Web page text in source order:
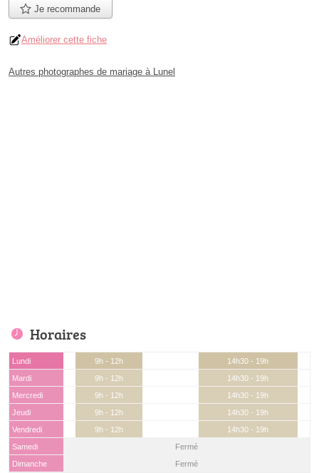
Je recommande
Améliorer cette fiche
Autres photographes de mariage à Lunel
Horaires
Lundi 9h - 12h
14h30 - 19h
Mardi
9h - 12h
14h30 - 19h
Mercredi
9h - 12h
14h30 - 19h
Jeudi
9h - 12h
14h30 - 19h
Vendredi
9h - 12h
14h30 - 19h
Samedi
Fermé
Dimanche
Fermé